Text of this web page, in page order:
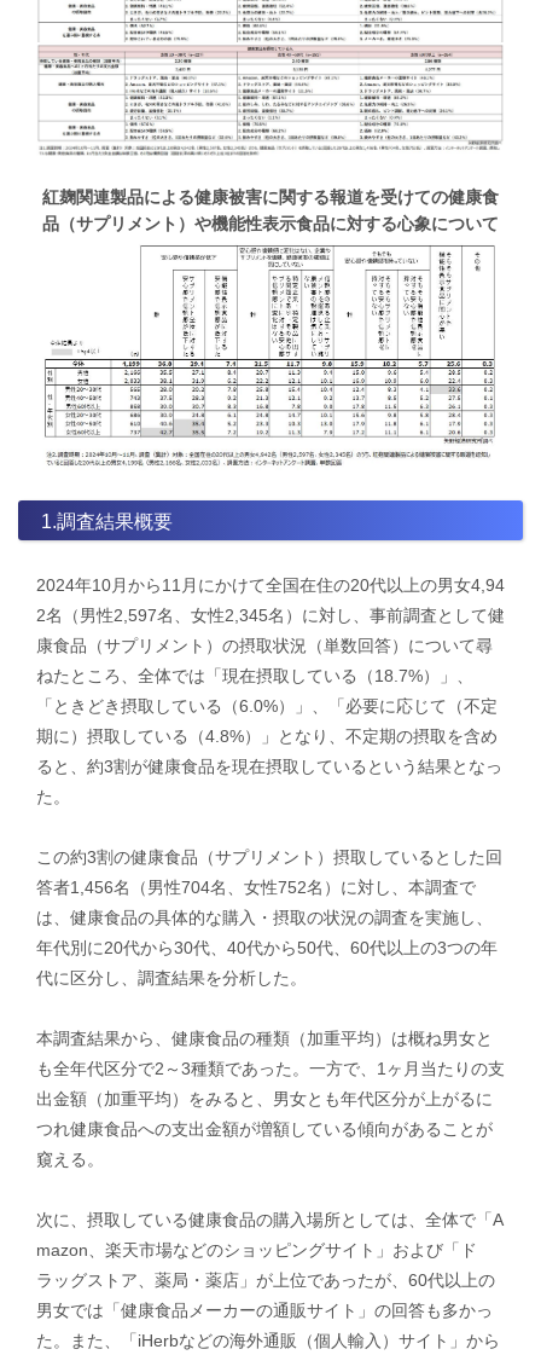
紅麹関連製品による健康被害に関する報道を受けての健康食
品（サプリメント）や機能性表示食品に対する心象について
1.調査結果概要
2024年10月から11月にかけて全国在住の20代以上の男女4,94
2名（男性2,597名、女性2,345名）に対し、事前調査として健
康食品（サプリメント）の摂取状況（単数回答）について尋
ねたところ、全体では「現在摂取している（18.7%）」、
「ときどき摂取している（6.0%）」、「必要に応じて（不定
期に）摂取している（4.8%）」となり、不定期の摂取を含め
ると、約3割が健康食品を現在摂取しているという結果となっ
た。
この約3割の健康食品（サプリメント）摂取しているとした回
答者1,456名（男性704名、女性752名）に対し、本調査で
は、健康食品の具体的な購入・摂取の状況の調査を実施し、
年代別に20代から30代、40代から50代、60代以上の3つの年
代に区分し、調査結果を分析した。
本調査結果から、健康食品の種類（加重平均）は概ね男女と
も全年代区分で2～3種類であった。一方で、1ヶ月当たりの支
出金額（加重平均）をみると、男女とも年代区分が上がるに
つれ健康食品への支出金額が増額している傾向があることが
窺える。
次に、摂取している健康食品の購入場所としては、全体で「A
mazon、楽天市場などのショッピングサイト」および「ド
ラッグストア、薬局・薬店」が上位であったが、60代以上の
男女では「健康食品メーカーの通販サイト」の回答も多かっ
た。また、「iHerbなどの海外通販（個人輸入）サイト」から